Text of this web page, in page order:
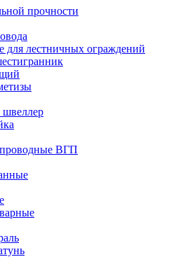
прочности
лестничных ограждений
швеллер
ВГП